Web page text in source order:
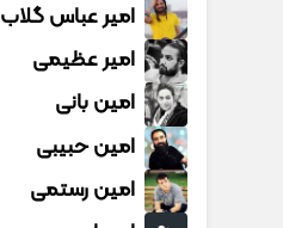
امیر عباس گلاب
امیر عظیمی
امین بانی
امین حبیبی
امین رستمی